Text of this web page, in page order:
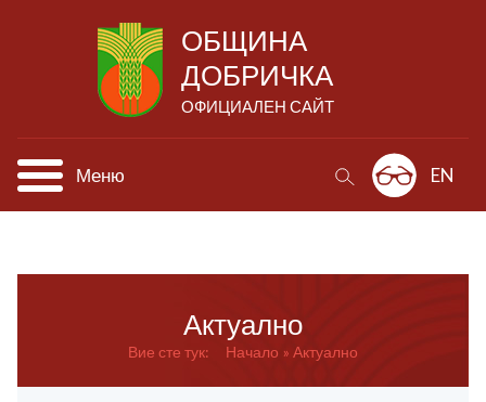
ОБЩИНА
ДОБРИЧКА
ОФИЦИАЛЕН САЙТ
Меню EN
Актуално
Вие сте тук: Начало Актуално